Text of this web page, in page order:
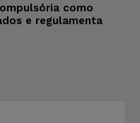
como
e regulamenta